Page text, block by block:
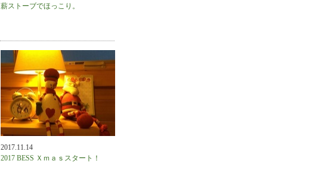
薪ストーブでほっこり。
2017.11.14
2017 BESS Ｘｍａｓスタート！